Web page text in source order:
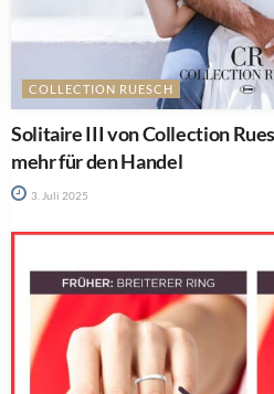
COLLECTION RUESCH
Solitaire III von Collection
mehr für den Handel
3. Juli 2025